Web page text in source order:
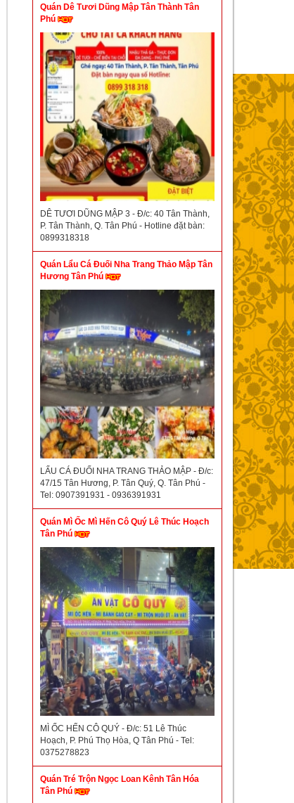
Quán Dê Tươi Dũng Mập Tân Thành Tân
Phú
DÊ TƯƠI DŨNG MẬP 3 - Đ/c: 40 Tân Thành,
P. Tân Thành, Q. Tân Phú - Hotline đặt bàn:
0899318318
Quán Lẩu Cá Đuối Nha Trang Thảo Mập Tân
Hương Tân Phú
LẨU CÁ ĐUỐI NHA TRANG THẢO MẬP - Đ/c:
47/15 Tân Hương, P. Tân Quý, Q. Tân Phú -
Tel: 0907391931 - 0936391931
Quán Mì Ốc Mì Hến Cô Quý Lê Thúc Hoạch
Tân Phú
MÌ ỐC HẾN CÔ QUÝ - Đ/c: 51 Lê Thúc
Hoạch, P. Phú Thọ Hòa, Q Tân Phú - Tel:
0375278823
Quán Tré Trộn Ngọc Loan Kênh Tân Hóa
Tân Phú